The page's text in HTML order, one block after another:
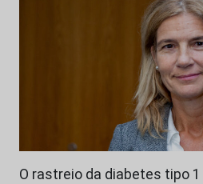
O rastreio da diabetes tipo